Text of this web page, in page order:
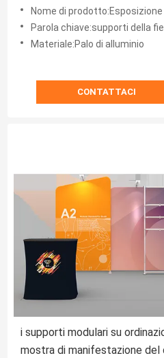
retroilluminato di tensione
dell'esposizione della fiera
Nome di prodotto:Esposizione installata facile della fiera commerciale del tessuto
Parola chiave:supporti della fiera
Materiale:Palo di alluminio
CONTATTACI
i supporti modulari su
mostra di manifestazione del